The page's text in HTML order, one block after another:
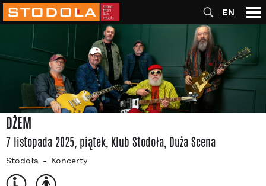
EN
DŻEM
7 listopada 2025, piątek, Klub Stodoła, Duża Scena
Stodoła Koncerty